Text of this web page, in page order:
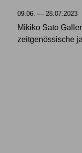
09.06. — 28.07.2023
Mikiko Sato
zeitgenössische